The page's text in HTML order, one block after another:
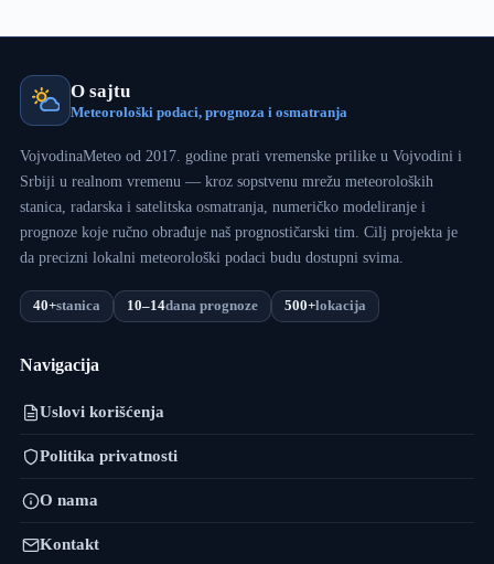
O sajtu
Meteorološki podaci, prognoza i osmatranja
VojvodinaMeteo od 2017. godine prati vremenske prilike u Vojvodini i
Srbiji u realnom vremenu — kroz sopstvenu mrežu meteoroloških
stanica, radarska i satelitska osmatranja, numeričko modeliranje i
prognoze koje ručno obrađuje naš prognostičarski tim. Cilj projekta je
da precizni lokalni meteorološki podaci budu dostupni svima.
40+stanica 10–14dana prognoze 500+lokacija
Navigacija
Uslovi korišćenja
Politika privatnosti
O nama
Kontakt